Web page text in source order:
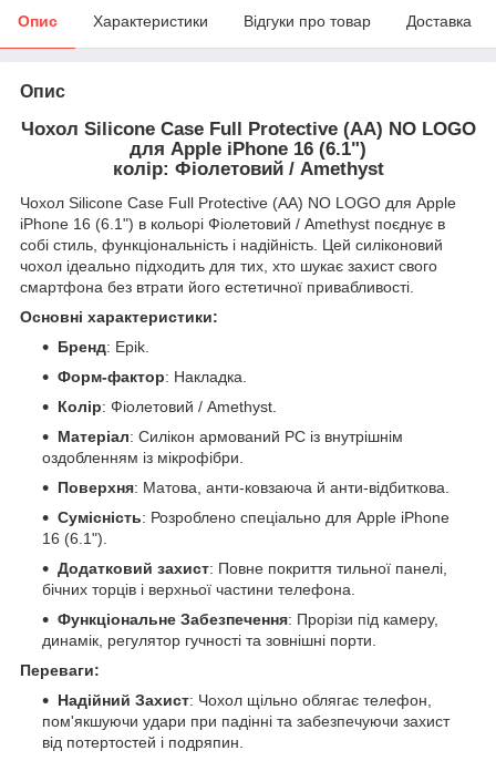
Опис Характеристики Відгуки про товар Доставка
Опис
Чохол Silicone Case Full Protective (AA) NO LOGO
для Apple iPhone 16 (6.1")
колір: Фіолетовий / Amethyst
Чохол Silicone Case Full Protective (AA) NO LOGO для Apple
iPhone 16 (6.1") в кольорі Фіолетовий / Amethyst поєднує в
собі стиль, функціональність і надійність. Цей силіконовий
чохол ідеально підходить для тих, хто шукає захист свого
смартфона без втрати його естетичної привабливості.
Основні характеристики:
Бренд: Epik.
Форм-фактор: Накладка.
Колір: Фіолетовий / Amethyst.
Матеріал: Силікон армований PC із внутрішнім
оздобленням із мікрофібри.
Поверхня: Матова, анти-ковзаюча й анти-відбиткова.
Сумісність: Розроблено спеціально для Apple iPhone
16 (6.1").
Додатковий захист: Повне покриття тильної панелі,
бічних торців і верхньої частини телефона.
Функціональне Забезпечення: Прорізи під камеру,
динамік, регулятор гучності та зовнішні порти.
Переваги:
Надійний Захист: Чохол щільно облягає телефон,
пом'якшуючи удари при падінні та забезпечуючи захист
від потертостей і подряпин.